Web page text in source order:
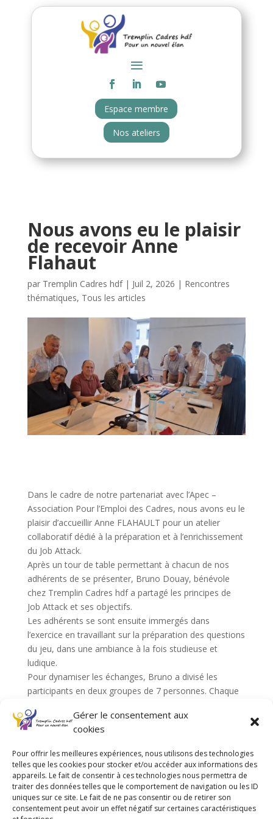
Gérer le consentement aux
cookies
Pour offrir les meilleures expériences, nous utilisons des technologies
telles que les cookies pour stocker et/ou accéder aux informations des
appareils. Le fait de consentir à ces technologies nous permettra de
traiter des données telles que le comportement de navigation ou les ID
uniques sur ce site. Le fait de ne pas consentir ou de retirer son
consentement peut avoir un effet négatif sur certaines caractéristiques
Espace membre
Nos ateliers
Nous avons eu le plaisir
de recevoir Anne
Flahaut
par Tremplin Cadres hdf| Juil 2, 2026 | Rencontres
thématiques, Tous les articles
Dans le cadre de notre partenariat avec l’Apec –
Association Pour l’Emploi des Cadres, nous avons eu le
plaisir d’accueillir Anne FLAHAULT pour un atelier
collaboratif dédié à la préparation et à l’enrichissement
du Job Attack.
Après un tour de table permettant à chacun de nos
adhérents de se présenter, Bruno Douay, bénévole
chez Tremplin Cadres hdf a partagé les principes de
Job Attack et ses objectifs.
Les adhérents se sont ensuite immergés dans
l’exercice en travaillant sur la préparation des questions
du jeu, dans une ambiance à la fois studieuse et
ludique.
Pour dynamiser les échanges, Bruno a divisé les
participants en deux groupes de 7 personnes. Chaque
Réflexion collective sur les questions et les réponses.
Sélection et vote pour 10 questions qui seront
Anne Flahaut a rejoint chaque groupe pour échanger,
conseiller et enrichir les propositions.
À l’issue de cet atelier, nous avons convenu d’un
rendez-vous dans les locaux de l’APEC pour :